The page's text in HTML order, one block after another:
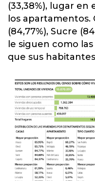
(33,38%), lugar en
los apartamentos.
(84,77%), Sucre
le siguen como
que sus